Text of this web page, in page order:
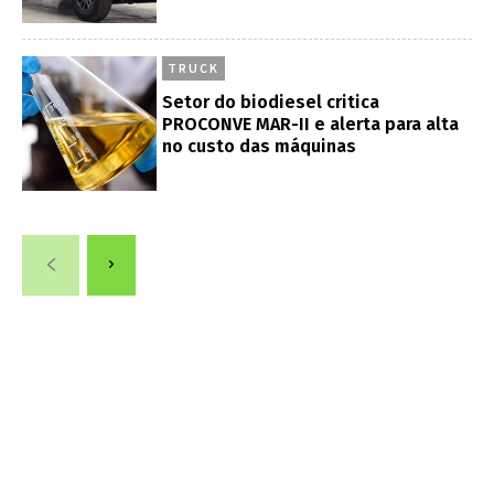
TRUCK
Setor do biodiesel critica
PROCONVE MAR-II e alerta para alta
no custo das máquinas